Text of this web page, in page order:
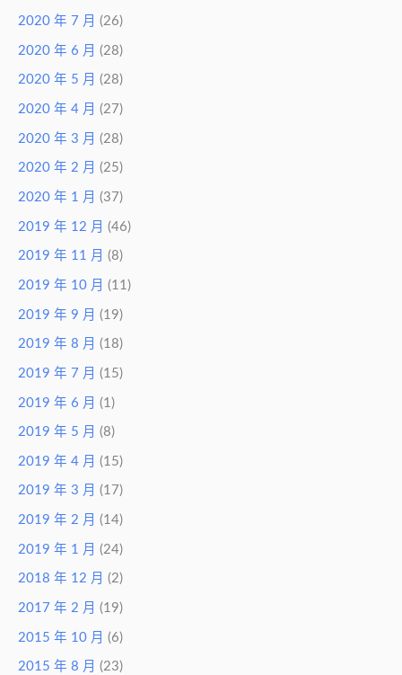
2020 年 7 月 (26)
2020 年 6 月 (28)
2020 年 5 月 (28)
2020 年 4 月 (27)
2020 年 3 月 (28)
2020 年 2 月 (25)
2020 年 1 月 (37)
2019 年 12 月 (46)
2019 年 11 月 (8)
2019 年 10 月 (11)
2019 年 9 月 (19)
2019 年 8 月 (18)
2019 年 7 月 (15)
2019 年 6 月 (1)
2019 年 5 月 (8)
2019 年 4 月 (15)
2019 年 3 月 (17)
2019 年 2 月 (14)
2019 年 1 月 (24)
2018 年 12 月 (2)
2017 年 2 月 (19)
2015 年 10 月 (6)
2015 年 8 月 (23)